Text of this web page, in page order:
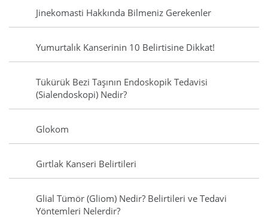
Jinekomasti Hakkında Bilmeniz Gerekenler
Yumurtalık Kanserinin 10 Belirtisine Dikkat!
Tükürük Bezi Taşının Endoskopik Tedavisi
(Sialendoskopi) Nedir?
Glokom
Gırtlak Kanseri Belirtileri
Glial Tümör (Gliom) Nedir? Belirtileri ve Tedavi
Yöntemleri Nelerdir?